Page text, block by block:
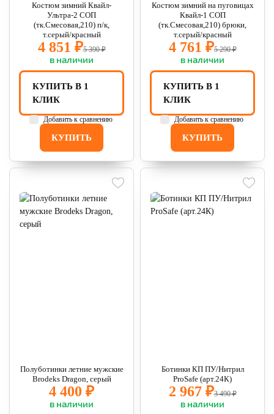
Костюм зимний Квайл-
Ультра-2 СОП
(тк.Смесовая,210) п/к,
т.серый/красный
4 851 ₽5 390 ₽
в наличии
КУПИТЬ
КУПИТЬ В 1
КЛИК
Добавить к сравнению
Костюм зимний на пуговицах
Квайл-1 СОП
(тк.Смесовая,210) брюки,
т.серый/красный
4 761 ₽5 290 ₽
в наличии
КУПИТЬ
КУПИТЬ В 1
КЛИК
Добавить к сравнению
Полуботинки летние мужские
Brodeks Dragon, серый
4 400 ₽
в наличии
Ботинки КП ПУ/Нитрил
ProSafe (арт.24К)
2 967 ₽3 490 ₽
в наличии